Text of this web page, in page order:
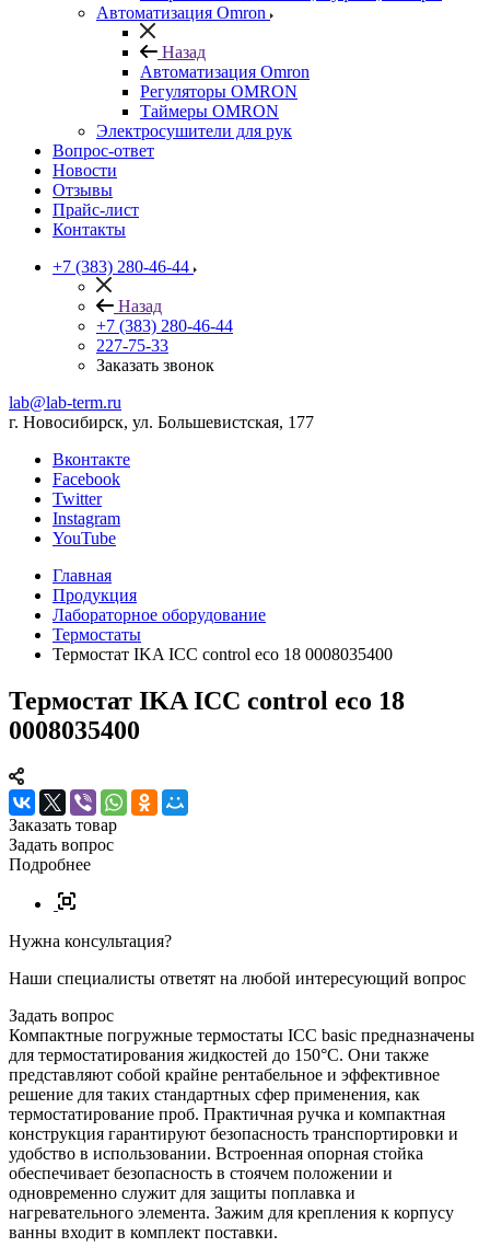
Автоматизация Omron
Назад
Автоматизация Omron
Регуляторы OMRON
Таймеры OMRON
Электросушители для рук
Вопрос-ответ
Новости
Отзывы
Прайс-лист
Контакты
+7 (383) 280-46-44
Назад
+7 (383) 280-46-44
227-75-33
Заказать звонок
lab@lab-term.ru
г. Новосибирск, ул. Большевистская, 177
Вконтакте
Facebook
Twitter
Instagram
YouTube
Главная
Продукция
Лабораторное оборудование
Термостаты
Термостат IKA ICC control eco 18 0008035400
Термостат IKA ICC control eco 18
0008035400
Заказать товар
Задать вопрос
Подробнее
Нужна консультация?
Наши специалисты ответят на любой интересующий вопрос
Задать вопрос
Компактные погружные термостаты ICC basic предназначены
для термостатирования жидкостей до 150°C. Они также
представляют собой крайне рентабельное и эффективное
решение для таких стандартных сфер применения, как
термостатирование проб. Практичная ручка и компактная
конструкция гарантируют безопасность транспортировки и
удобство в использовании. Встроенная опорная стойка
обеспечивает безопасность в стоячем положении и
одновременно служит для защиты поплавка и
нагревательного элемента. Зажим для крепления к корпусу
ванны входит в комплект поставки.